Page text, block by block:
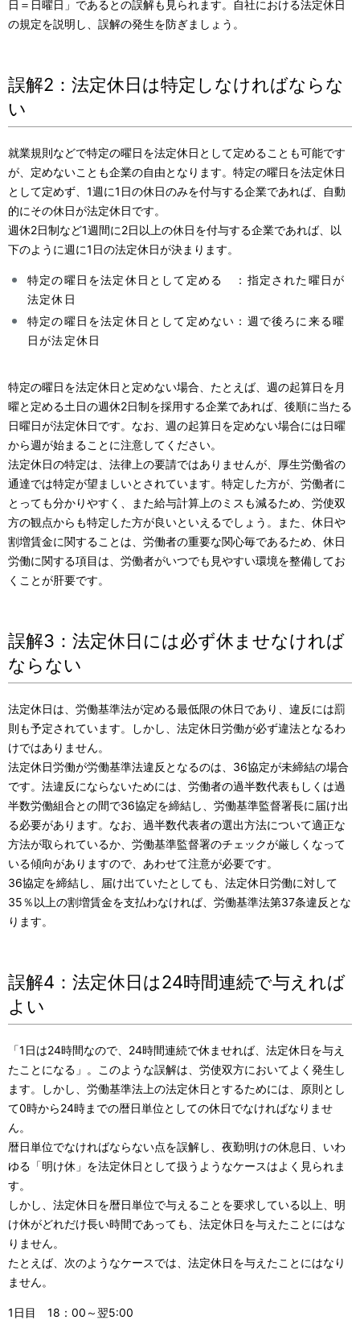
日＝日曜日」であるとの誤解も見られます。自社における法定休日
の規定を説明し、誤解の発生を防ぎましょう。
誤解2：法定休日は特定しなければならな
い
就業規則などで特定の曜日を法定休日として定めることも可能です
が、定めないことも企業の自由となります。特定の曜日を法定休日
として定めず、1週に1日の休日のみを付与する企業であれば、自動
的にその休日が法定休日です。
週休2日制など1週間に2日以上の休日を付与する企業であれば、以
下のように週に1日の法定休日が決まります。
特定の曜日を法定休日として定める ：指定された曜日が
法定休日
特定の曜日を法定休日として定めない：週で後ろに来る曜
日が法定休日
特定の曜日を法定休日と定めない場合、たとえば、週の起算日を月
曜と定める土日の週休2日制を採用する企業であれば、後順に当たる
日曜日が法定休日です。なお、週の起算日を定めない場合には日曜
から週が始まることに注意してください。
法定休日の特定は、法律上の要請ではありませんが、厚生労働省の
通達では特定が望ましいとされています。特定した方が、労働者に
とっても分かりやすく、また給与計算上のミスも減るため、労使双
方の観点からも特定した方が良いといえるでしょう。また、休日や
割増賃金に関することは、労働者の重要な関心毎であるため、休日
労働に関する項目は、労働者がいつでも見やすい環境を整備してお
くことが肝要です。
誤解3：法定休日には必ず休ませなければ
ならない
法定休日は、労働基準法が定める最低限の休日であり、違反には罰
則も予定されています。しかし、法定休日労働が必ず違法となるわ
けではありません。
法定休日労働が労働基準法違反となるのは、36協定が未締結の場合
です。法違反にならないためには、労働者の過半数代表もしくは過
半数労働組合との間で36協定を締結し、労働基準監督署長に届け出
る必要があります。なお、過半数代表者の選出方法について適正な
方法が取られているか、労働基準監督署のチェックが厳しくなって
いる傾向がありますので、あわせて注意が必要です。
36協定を締結し、届け出ていたとしても、法定休日労働に対して
35％以上の割増賃金を支払わなければ、労働基準法第37条違反とな
ります。
誤解4：法定休日は24時間連続で与えれば
よい
「1日は24時間なので、24時間連続で休ませれば、法定休日を与え
たことになる」。このような誤解は、労使双方においてよく発生し
ます。しかし、労働基準法上の法定休日とするためには、原則とし
て0時から24時までの暦日単位としての休日でなければなりませ
ん。
暦日単位でなければならない点を誤解し、夜勤明けの休息日、いわ
ゆる「明け休」を法定休日として扱うようなケースはよく見られま
す。
しかし、法定休日を暦日単位で与えることを要求している以上、明
け休がどれだけ長い時間であっても、法定休日を与えたことにはな
りません。
たとえば、次のようなケースでは、法定休日を与えたことにはなり
ません。
1日目 18：00～翌5:00